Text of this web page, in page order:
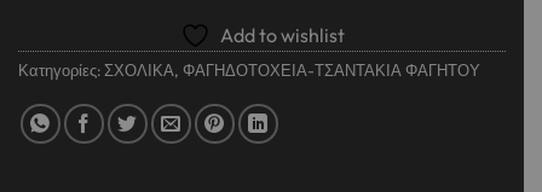
Add to wishlist
Κατηγορίες: ΣΧΟΛΙΚΑ, ΦΑΓΗΔΟΤΟΧΕΙΑ-ΤΣΑΝΤΑΚΙΑ ΦΑΓΗΤΟΥ